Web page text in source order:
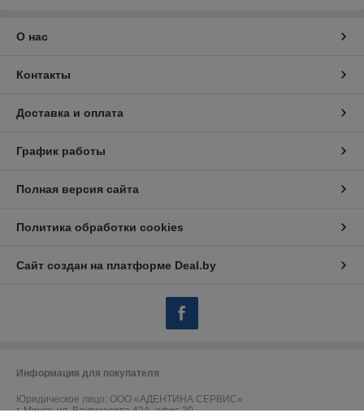
О нас
Контакты
Доставка и оплата
График работы
Полная версия сайта
Политика обработки cookies
Сайт создан на платформе Deal.by
Информация для покупателя
Юридическое лицо: ООО «АДЕНТИНА СЕРВИС»
г. Минск, ул. Ваупшасова 42А, офис 30